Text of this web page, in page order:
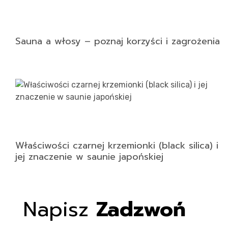
Sauna a włosy – poznaj korzyści i zagrożenia
Właściwości czarnej krzemionki (black silica) i
jej znaczenie w saunie japońskiej
Napisz Zadzwoń